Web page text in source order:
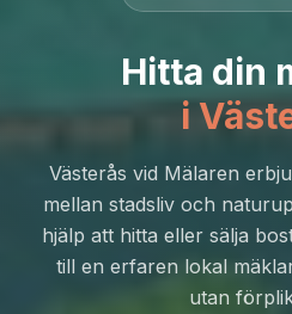
Hitta din
i
Västerås vid Mälaren
mellan stadsliv och
hjälp att hitta eller sälja
till en erfaren lokal
utan